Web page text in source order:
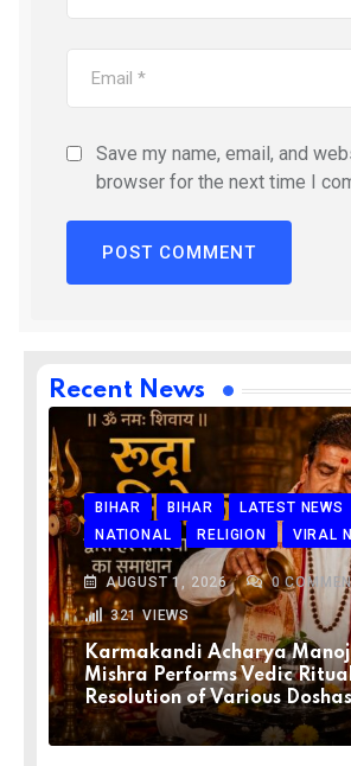
Save my name, email, and
browser for the next time I
Recent News
BIHAR BIHAR
LATEST NEWS
NATIONAL
RELIGION VIRAL
AUGUST 1, 2026 0
321VIEWS
Karmakandi Acharya
Mishra Performs Vedic
Resolution of Various